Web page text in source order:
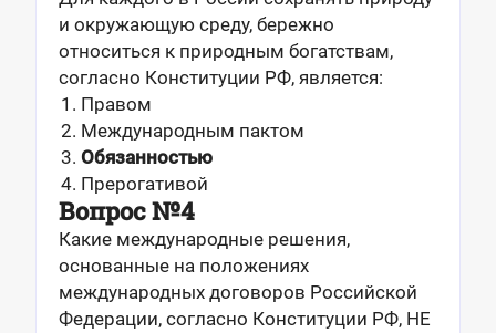
и окружающую среду, бережно
относиться к природным богатствам,
согласно Конституции РФ, является:
Правом
Международным пактом
Обязанностью
Прерогативой
Вопрос №4
Какие международные решения,
основанные на положениях
международных договоров Российской
Федерации, согласно Конституции РФ, НЕ